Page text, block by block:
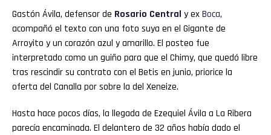
Gastón Ávila, defensor de Rosario Central y exBoca,
acompañó el texto con una foto suya en el Gigante de
Arroyito y un corazón azul y amarillo. El posteo fue
interpretado como un guiño para que el Chimy, que quedó libre
tras rescindir su contrato con el Betis en junio, priorice la
oferta del Canalla por sobre la del Xeneize.
Hasta hace pocos días, la llegada de Ezequiel Ávila a La Ribera
parecía encaminada. El delantero de 32 años había dado el